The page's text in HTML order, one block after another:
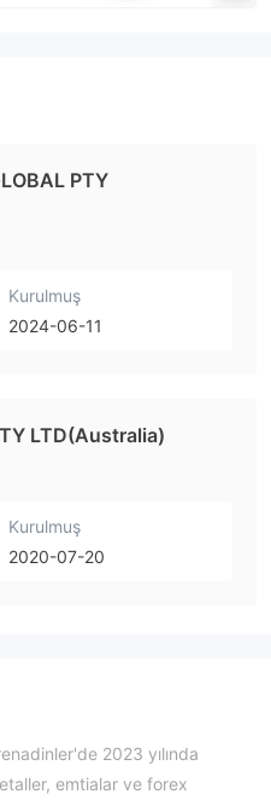
PTY
Kurulmuş
2024-06-11
LTD(Australia)
Kurulmuş
2020-07-20
2023 yılında
emtialar ve forex